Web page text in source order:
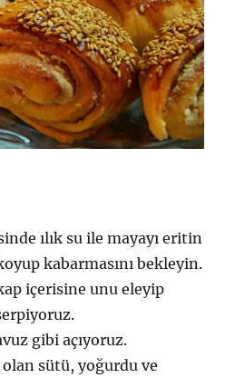
ılık su ile mayayı eritin
kabarmasını bekleyin.
içerisine unu eleyip
gibi açıyoruz.
olan sütü, yoğurdu ve